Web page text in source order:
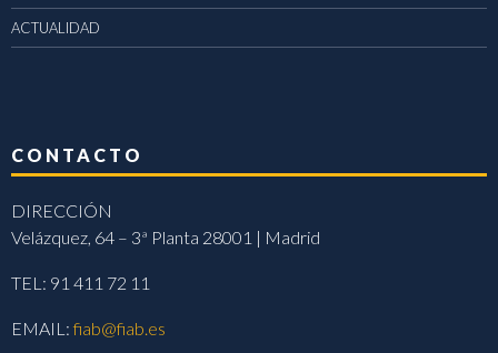
ACTUALIDAD
CONTACTO
DIRECCIÓN
Velázquez, 64 – 3ª Planta 28001 | Madrid
TEL: 91 411 72 11
EMAIL:fiab@fiab.es